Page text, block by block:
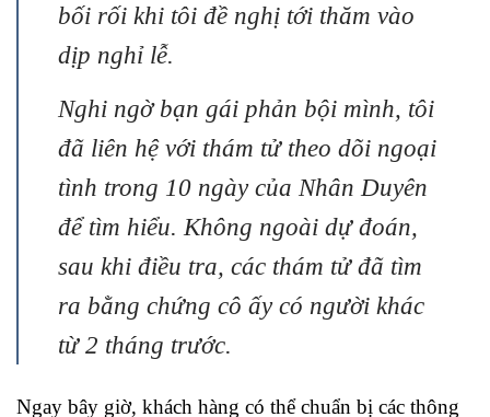
bối rối khi tôi đề nghị tới thăm vào
dịp nghỉ lễ.
Nghi ngờ bạn gái phản bội mình, tôi
đã liên hệ với thám tử theo dõi ngoại
tình trong 10 ngày của Nhân Duyên
để tìm hiểu. Không ngoài dự đoán,
sau khi điều tra, các thám tử đã tìm
ra bằng chứng cô ấy có người khác
từ 2 tháng trước.
Ngay bây giờ, khách hàng có thể chuẩn bị các thông